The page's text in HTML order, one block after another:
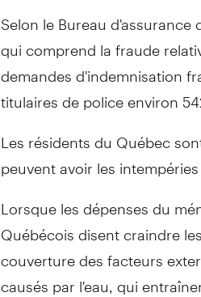
Selon le Bureau d'assurance
qui comprend la fraude
demandes d'indemnisation
titulaires de police environ
Les résidents du Québec
peuvent avoir les
Lorsque les dépenses du
Québécois disent craindre
couverture des facteurs
causés par l'eau, qui